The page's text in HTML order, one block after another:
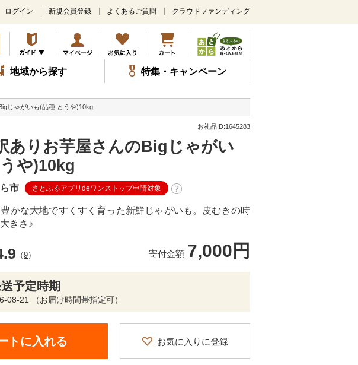
メ
ン
コ
ン
テ
ツ
ッ
ログイン 新規会員登録 よくあるご質問 クラウドファンディング
地域から探す 特集・キャンペーン
じゃがいも(品種:とうや)10kg
お礼品ID:1645283
ありお芋屋さんのBigじゃがい
や)10kg
市 さとふるアプリdeワンストップ申請対象
かな大地ですくすく育った新鮮じゃがいも。皮むきの時
きさ♪
（9） 寄付金額 7,000円
予定時期
08-21 （お届け時間帯指定可）
トに入れる お気に入りに登録